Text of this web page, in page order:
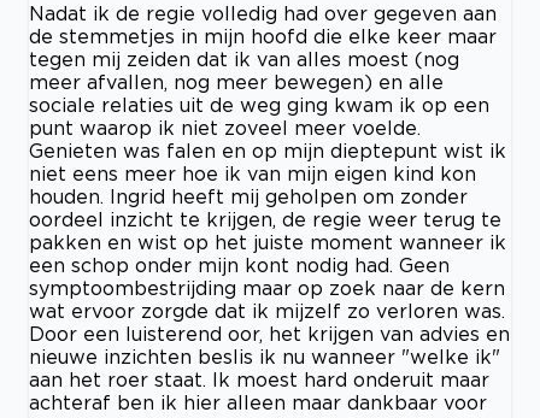
Nadat ik de regie volledig had over gegeven aan
de stemmetjes in mijn hoofd die elke keer maar
tegen mij zeiden dat ik van alles moest (nog
meer afvallen, nog meer bewegen) en alle
sociale relaties uit de weg ging kwam ik op een
punt waarop ik niet zoveel meer voelde.
Genieten was falen en op mijn dieptepunt wist ik
niet eens meer hoe ik van mijn eigen kind kon
houden. Ingrid heeft mij geholpen om zonder
oordeel inzicht te krijgen, de regie weer terug te
pakken en wist op het juiste moment wanneer ik
een schop onder mijn kont nodig had. Geen
symptoombestrijding maar op zoek naar de kern
wat ervoor zorgde dat ik mijzelf zo verloren was.
Door een luisterend oor, het krijgen van advies en
nieuwe inzichten beslis ik nu wanneer "welke ik"
aan het roer staat. Ik moest hard onderuit maar
achteraf ben ik hier alleen maar dankbaar voor